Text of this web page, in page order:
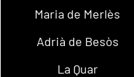
Maria de Merlès
Adrià de Besòs
La Quar